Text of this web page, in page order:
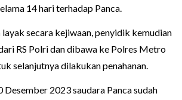
14 hari terhadap Panca.
secara kejiwaan, penyidik kemudian
RS Polri dan dibawa ke Polres Metro
selanjutnya dilakukan penahanan.
2023 saudara Panca sudah